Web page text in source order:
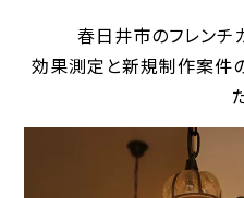
春日井市のフレンチカ
効果測定と新規制作案件